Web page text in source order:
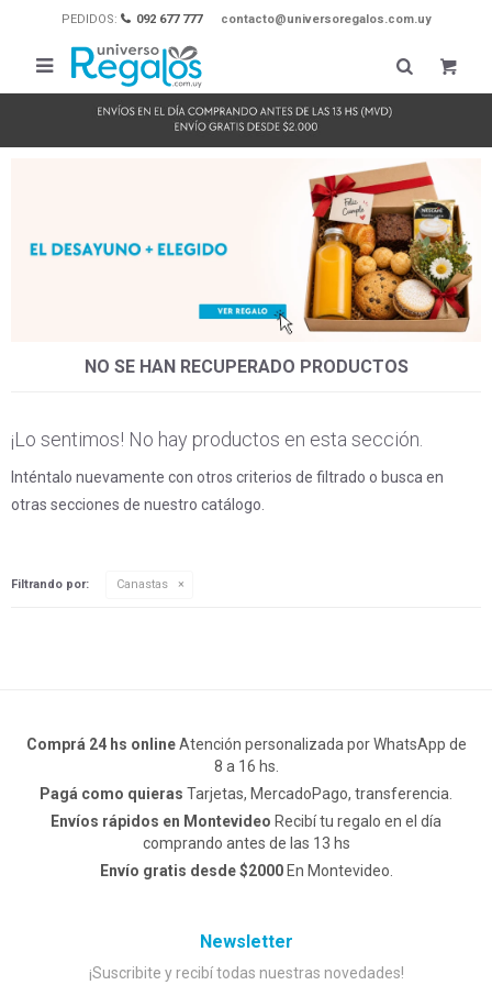
PEDIDOS: 092 677 777 contacto@universoregalos.com.uy

NO SE HAN RECUPERADO PRODUCTOS
¡Lo sentimos! No hay productos en esta sección.
Inténtalo nuevamente con otros criterios de filtrado o busca en
otras secciones de nuestro catálogo.
Filtrando por: Canastas
Comprá 24 hs onlineAtención personalizada por WhatsApp de
8 a 16 hs.
Pagá como quieras Tarjetas, MercadoPago, transferencia.
Envíos rápidos en Montevideo Recibí tu regalo en el día
comprando antes de las 13 hs
Envío gratis desde $2000En Montevideo.
Newsletter
¡Suscribite y recibí todas nuestras novedades!